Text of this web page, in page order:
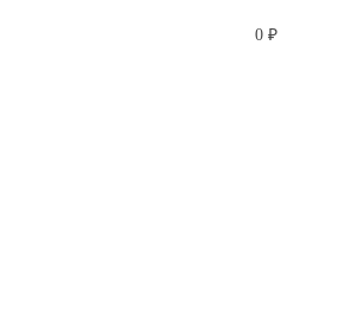
0 ₽